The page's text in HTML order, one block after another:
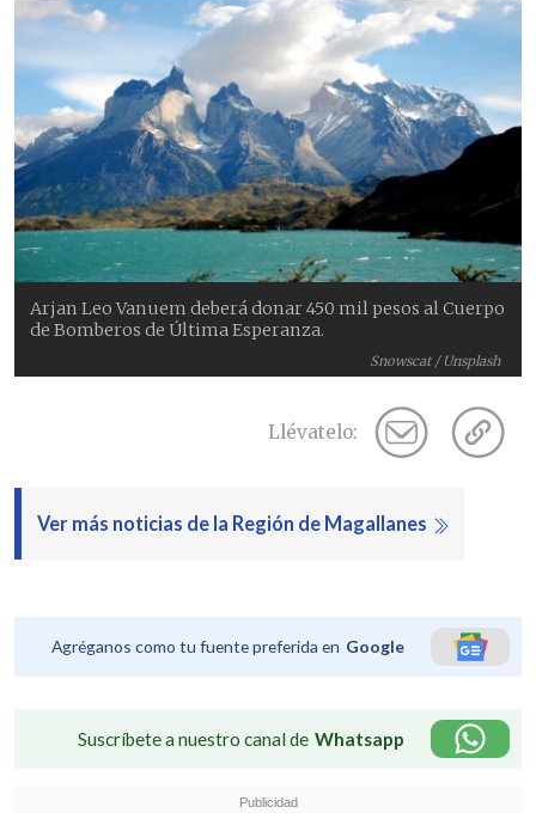
Snowscat / Unsplash
Arjan Leo Vanuem deberá donar 450 mil pesos al Cuerpo
de Bomberos de Última Esperanza.
Llévatelo:
Ver más noticias de la Región de Magallanes
Agréganos como tu fuente preferida en Google
Suscríbete a nuestro canal de Whatsapp